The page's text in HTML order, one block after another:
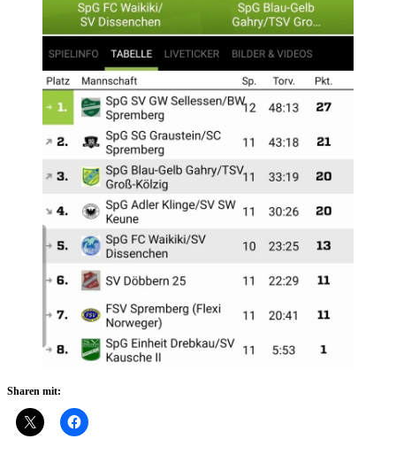
Sharen mit: